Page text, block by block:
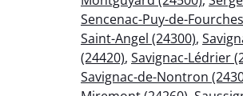
Sencenac-Puy-de-
Saint-Angel (24300),
(24420), Savignac-Lédrier
Savignac-de-Nontron